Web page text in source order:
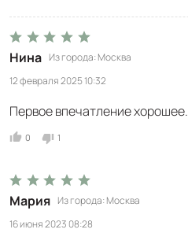
Нина Из города Москва
12 февраля 2025 10:32
Первое впечатление хорошее.
0 1
Мария Из города Москва
16 июня 2023 08:28